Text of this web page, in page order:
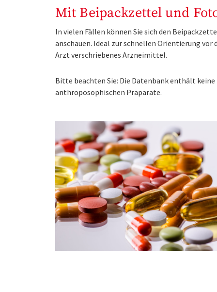
Mit Beipackzettel und
In vielen Fällen können Sie sich den
anschauen. Ideal zur schnellen Orientierung
Arzt verschriebenes Arzneimittel.
Bitte beachten Sie: Die Datenbank enthält
anthroposophischen Präparate.